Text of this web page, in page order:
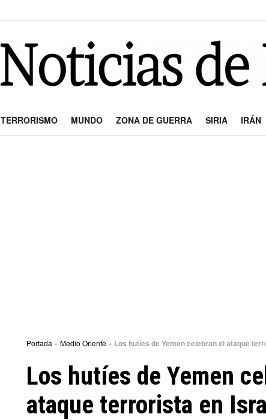
TERRORISMO MUNDO ZONA DE GUERRA SIRIA IRÁN
Portada » Medio Oriente» Los hutíes de Yemen celebran el ataque
Los hutíes de Yemen
ataque terrorista en